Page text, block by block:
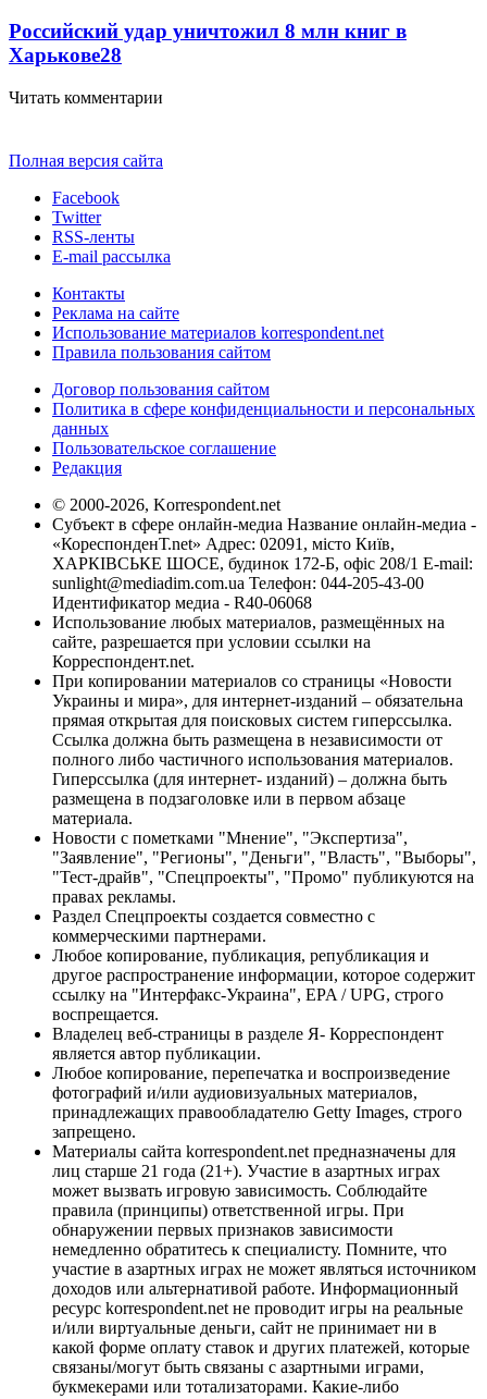
Российский удар уничтожил 8 млн книг в
Харькове28
Читать комментарии
Полная версия сайта
Facebook
Twitter
RSS-ленты
E-mail рассылка
Контакты
Реклама на сайте
Использование материалов korrespondent.net
Правила пользования сайтом
Договор пользования сайтом
Политика в сфере конфиденциальности и персональных
данных
Пользовательское соглашение
Редакция
© 2000-2026, Korrespondent.net
Субъект в сфере онлайн-медиа Название онлайн-медиа -
«КореспонденТ.net» Адрес: 02091, місто Київ,
ХАРКІВСЬКЕ ШОСЕ, будинок 172-Б, офіс 208/1 E-mail:
sunlight@mediadim.com.ua Телефон: 044-205-43-00
Идентификатор медиа - R40-06068
Использование любых материалов, размещённых на
сайте, разрешается при условии ссылки на
Корреспондент.net.
При копировании материалов со страницы «Новости
Украины и мира», для интернет-изданий – обязательна
прямая открытая для поисковых систем гиперссылка.
Ссылка должна быть размещена в независимости от
полного либо частичного использования материалов.
Гиперссылка (для интернет- изданий) – должна быть
размещена в подзаголовке или в первом абзаце
материала.
Новости с пометками "Мнение", "Экспертиза",
"Заявление", "Регионы", "Деньги", "Власть", "Выборы",
"Тест-драйв", "Спецпроекты", "Промо" публикуются на
правах рекламы.
Раздел Спецпроекты создается совместно с
коммерческими партнерами.
Любое копирование, публикация, републикация и
другое распространение информации, которое содержит
ссылку на "Интерфакс-Украина", EPA / UPG, строго
воспрещается.
Владелец веб-страницы в разделе Я- Корреспондент
является автор публикации.
Любое копирование, перепечатка и воспроизведение
фотографий и/или аудиовизуальных материалов,
принадлежащих правообладателю Getty Images, строго
запрещено.
Материалы сайта korrespondent.net предназначены для
лиц старше 21 года (21+). Участие в азартных играх
может вызвать игровую зависимость. Соблюдайте
правила (принципы) ответственной игры. При
обнаружении первых признаков зависимости
немедленно обратитесь к специалисту. Помните, что
участие в азартных играх не может являться источником
доходов или альтернативой работе. Информационный
ресурс korrespondent.net не проводит игры на реальные
и/или виртуальные деньги, сайт не принимает ни в
какой форме оплату ставок и других платежей, которые
связаны/могут быть связаны с азартными играми,
букмекерами или тотализаторами. Какие-либо